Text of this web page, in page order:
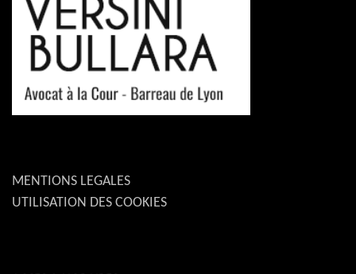
MENTIONS LEGALES
UTILISATION DES COOKIES